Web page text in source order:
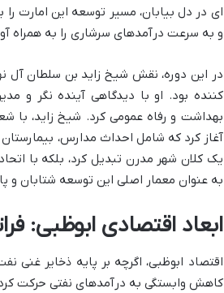
و به سرعت درآمدهای سرشاری را به همراه
در این دوره، نقش شیخ زاید بن سلطان آل
کننده بود. او با دیدگاهی آینده نگر و
بهداشت و رفاه عمومی کرد. شیخ زاید، با
آغاز کرد که شامل احداث مدارس،
به عنوان معمار اصلی این توسعه شتابان و
ابعاد اقتصادی ابوظبی:
اقتصاد ابوظبی، اگرچه بر پایه ذخایر
کاهش وابستگی به درآمدهای نفتی حرکت